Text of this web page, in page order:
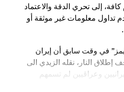
إلى تحري الدقة والاعتماد
تداول معلومات غير موثقة أو
في وقت سابق أن إيران
النار، نقله الزيدي الى
وعراقيين لم تسمهم